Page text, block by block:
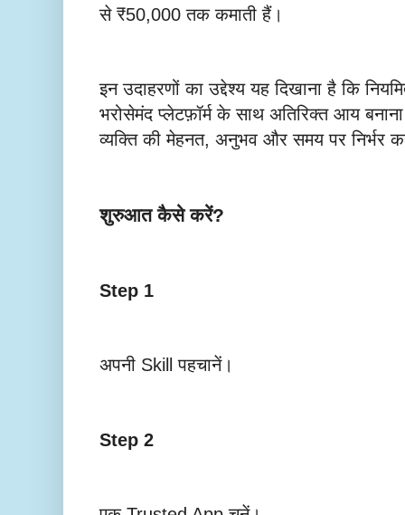
से ₹50,000 तक कमाती हैं।
इन उदाहरणों का उद्देश्य यह दिखाना है कि
भरोसेमंद प्लेटफ़ॉर्म के साथ अतिरिक्त आय
व्यक्ति की मेहनत, अनुभव और समय पर निर्भर
शुरुआत कैसे करें?
Step 1
अपनी Skill पहचानें।
Step 2